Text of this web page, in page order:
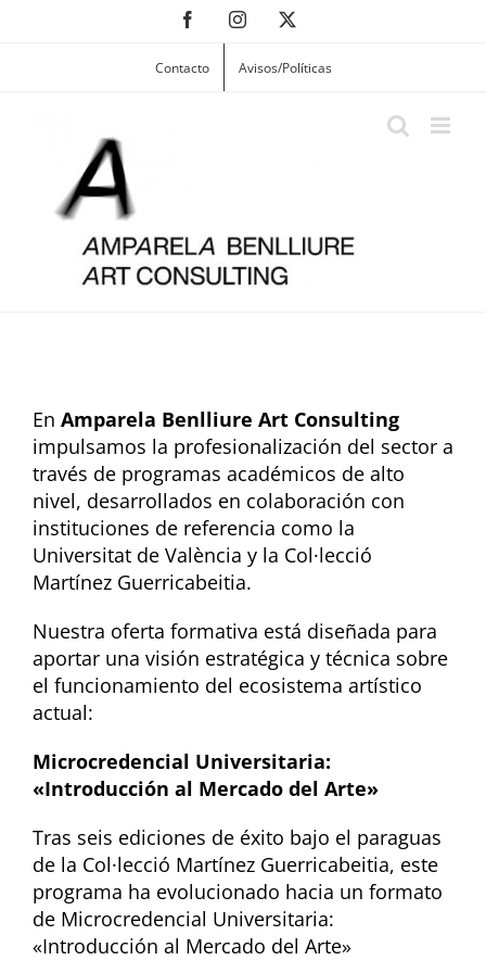
FacebookInstagram
Contacto Avisos/Políticas
En Amparela Benlliure Art Consulting
impulsamos la profesionalización del sector a
través de programas académicos de alto
nivel, desarrollados en colaboración con
instituciones de referencia como la
Universitat de València y la Col·lecció
Martínez Guerricabeitia.
Nuestra oferta formativa está diseñada para
aportar una visión estratégica y técnica sobre
el funcionamiento del ecosistema artístico
actual:
Microcredencial Universitaria:
«Introducción al Mercado del Arte»
Tras seis ediciones de éxito bajo el paraguas
de la Col·lecció Martínez Guerricabeitia, este
programa ha evolucionado hacia un formato
de Microcredencial Universitaria:
«Introducción al Mercado del Arte»